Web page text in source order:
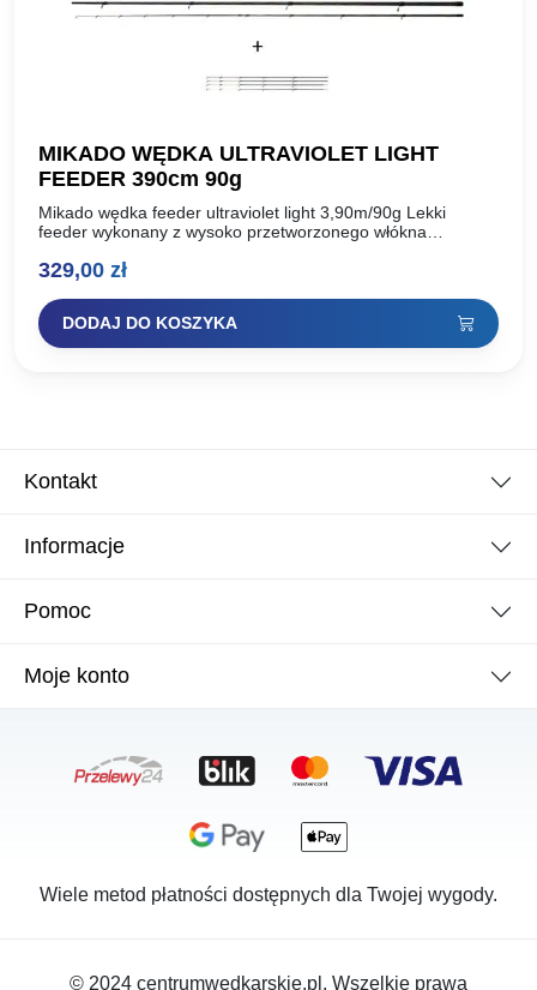
MIKADO WĘDKA ULTRAVIOLET LIGHT
FEEDER 390cm 90g
Mikado wędka feeder ultraviolet light 3,90m/90g Lekki
feeder wykonany z wysoko przetworzonego włókna
charakteryzuje się małym ugięciem….
329,00 zł
DODAJ DO KOSZYKA
Kontakt
Informacje
Pomoc
Moje konto
Wiele metod płatności dostępnych dla Twojej wygody.
© 2024 centrumwedkarskie.pl. Wszelkie prawa